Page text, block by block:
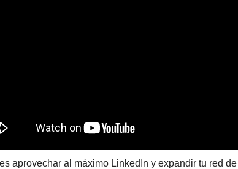
aprovechar al máximo LinkedIn y expandir tu red